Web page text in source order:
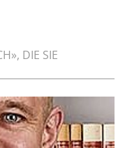
DIE SIE